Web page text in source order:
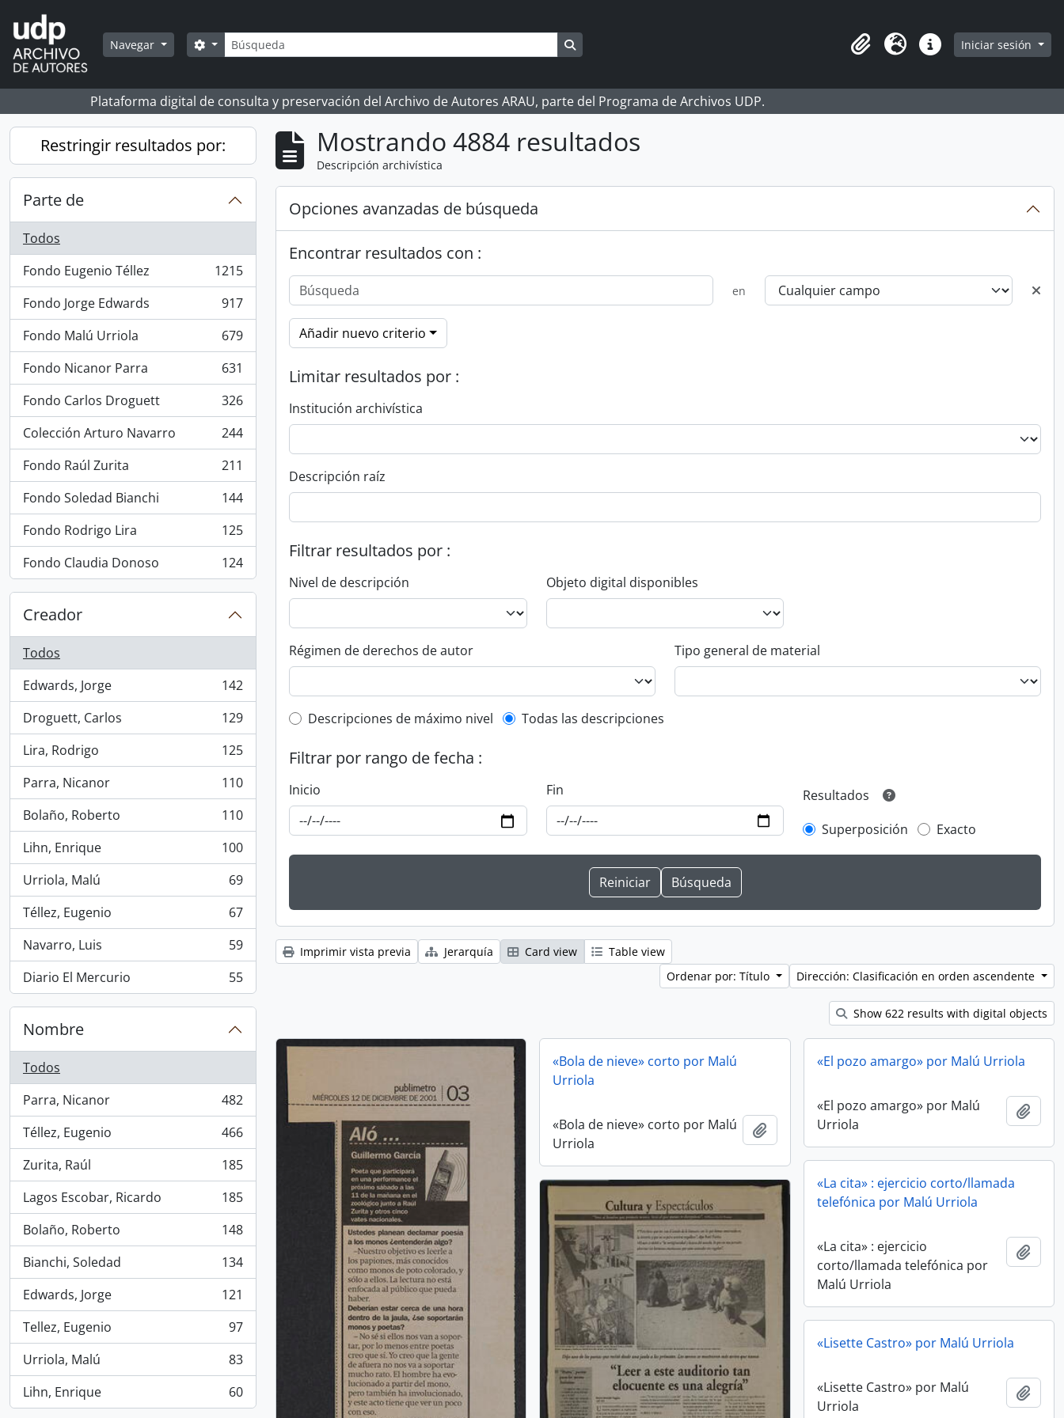
Skip to main content
Navegar Búsqueda
Search options
Portapapeles
Idioma Enlaces rápidos
Iniciar sesión
Plataforma digital de consulta y preservación del Archivo de Autores ARAU, parte del Programa de Archivos UDP.
Restringir resultados por:
Parte de
Todos
Fondo Eugenio Téllez
, 1215 resultados
1215
Fondo Jorge Edwards
, 917 resultados
917
Fondo Malú Urriola
, 679 resultados
679
Fondo Nicanor Parra
, 631 resultados
631
Fondo Carlos Droguett
, 326 resultados
326
Colección Arturo Navarro
, 244 resultados
244
Fondo Raúl Zurita
, 211 resultados
211
Fondo Soledad Bianchi
, 144 resultados
144
Fondo Rodrigo Lira
, 125 resultados
125
Fondo Claudia Donoso
, 124 resultados 124
Creador
Todos
Edwards, Jorge
, 142 resultados
142
Droguett, Carlos
, 129 resultados
129
Lira, Rodrigo
, 125 resultados
125
Parra, Nicanor
, 110 resultados
110
Bolaño, Roberto
, 110 resultados
110
Lihn, Enrique
, 100 resultados
100
Urriola, Malú
, 69 resultados
69
Téllez, Eugenio
, 67 resultados
67
Navarro, Luis
, 59 resultados
59
Diario El Mercurio
, 55 resultados 55
Nombre
Todos
Parra, Nicanor
, 482 resultados
482
Téllez, Eugenio
, 466 resultados
466
Zurita, Raúl
, 185 resultados
185
Lagos Escobar, Ricardo
, 185 resultados
185
Bolaño, Roberto
, 148 resultados
148
Bianchi, Soledad
, 134 resultados
134
Edwards, Jorge
, 121 resultados
121
Tellez, Eugenio
, 97 resultados
97
Urriola, Malú
, 83 resultados
83
Lihn, Enrique
, 60 resultados 60
Mostrando 4884 resultados
Descripción archivística
Opciones avanzadas de búsqueda
Encontrar resultados con :
en
Añadir nuevo criterio
Limitar resultados por :
Institución archivística
Descripción raíz
Filtrar resultados por :
Nivel de descripción Objeto digital disponibles
Régimen de derechos de autor Tipo general de material
Top-level description filter
Descripciones de máximo nivel Todas las descripciones
Filtrar por rango de fecha :
Inicio Fin
Resultados
Superposición
Exacto
Imprimir vista previa Jerarquía Card view
Table view
Ordenar por: Título
Dirección: Clasificación en orden ascendente
Show 622 results with digital objects
«Bola de nieve» corto por Malú
Urriola
«Bola de nieve» corto por Malú
Urriola
Añadir al portapapeles
«El pozo amargo» por Malú Urriola
«El pozo amargo» por Malú
Urriola
«La cita» : ejercicio corto/llamada
telefónica por Malú Urriola
«La cita» : ejercicio
corto/llamada telefónica por
Malú Urriola
«Lisette Castro» por Malú Urriola
«Lisette Castro» por Malú
Urriola